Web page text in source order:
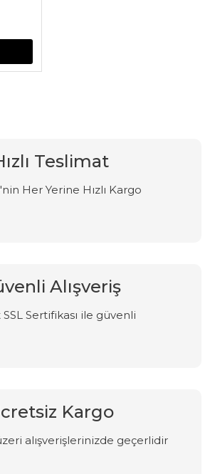
Teslimat
Her Yerine Hızlı Kargo
Alışveriş
Sertifikası ile güvenli
Kargo
alışverişlerinizde geçerlidir